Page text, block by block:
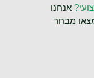
אנחנו
מבחר